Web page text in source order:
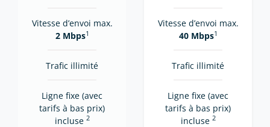
Vitesse d’envoi max.
2 Mbps1
Trafic illimité
Ligne fixe (avec
tarifs à bas prix)
incluse 2
Vitesse d’envoi max.
40 Mbps1
Trafic illimité
Ligne fixe (avec
tarifs à bas prix)
incluse 2